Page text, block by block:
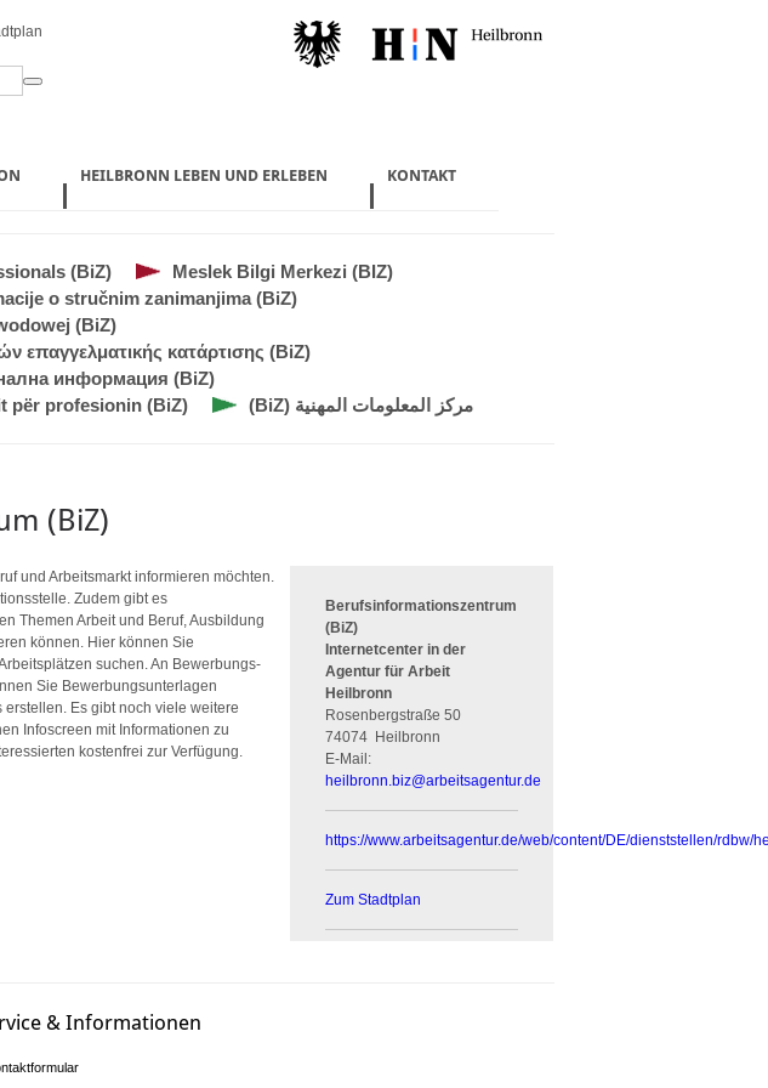
HEILBRONN LEBEN UND ERLEBEN KONTAKT
(BiZ)
Meslek Bilgi Merkezi (BIZ)
o stručnim zanimanjima (BiZ)
(BiZ)
επαγγελματικής κατάρτισης (BiZ)
информация (BiZ)
për profesionin (BiZ) (BiZ) مركز المعلومات المهنية
(BiZ)
und Arbeitsmarkt informieren möchten.
Zudem gibt es
Themen Arbeit und Beruf, Ausbildung
können. Hier können Sie
suchen. An Bewerbungs-
Sie Bewerbungsunterlagen
Es gibt noch viele weitere
Infoscreen mit Informationen zu
kostenfrei zur Verfügung.
Berufsinformationszentrum
(BiZ)
Internetcenter in der
Agentur für Arbeit
Heilbronn
Rosenbergstraße 50
74074 Heilbronn
E-Mail:
heilbronn.biz@arbeitsagentur.de
https://www.arbeitsagentur.de/web/content/DE/dienststellen/rdbw/
Zum Stadtplan
& Informationen